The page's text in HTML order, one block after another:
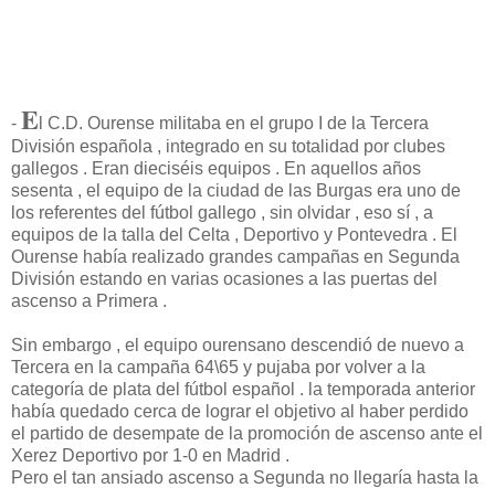
- E l C.D. Ourense militaba en el grupo I de la Tercera
División española , integrado en su totalidad por clubes
gallegos . Eran dieciséis equipos . En aquellos años
sesenta , el equipo de la ciudad de las Burgas era uno de
los referentes del fútbol gallego , sin olvidar , eso sí , a
equipos de la talla del Celta , Deportivo y Pontevedra . El
Ourense había realizado grandes campañas en Segunda
División estando en varias ocasiones a las puertas del
ascenso a Primera .
Sin embargo , el equipo ourensano descendió de nuevo a
Tercera en la campaña 64\65 y pujaba por volver a la
categoría de plata del fútbol español . la temporada anterior
había quedado cerca de lograr el objetivo al haber perdido
el partido de desempate de la promoción de ascenso ante el
Xerez Deportivo por 1-0 en Madrid .
Pero el tan ansiado ascenso a Segunda no llegaría hasta la